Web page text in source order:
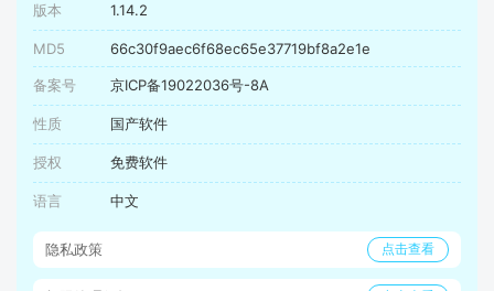
版本 1.14.2
MD5 66c30f9aec6f68ec65e37719bf8a2e1e
备案号 京ICP备19022036号-8A
性质 国产软件
授权 免费软件
语言 中文
隐私政策 点击查看